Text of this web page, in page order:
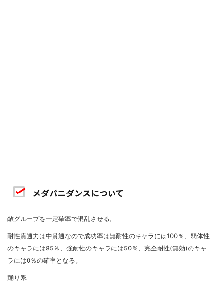
メダパニダンスについて
敵グループを一定確率で混乱させる。
耐性貫通力は中貫通なので成功率は無耐性のキャラには100％、弱体性
のキャラには85％、強耐性のキャラには50％、完全耐性(無効)のキャ
ラには0％の確率となる。
踊り系